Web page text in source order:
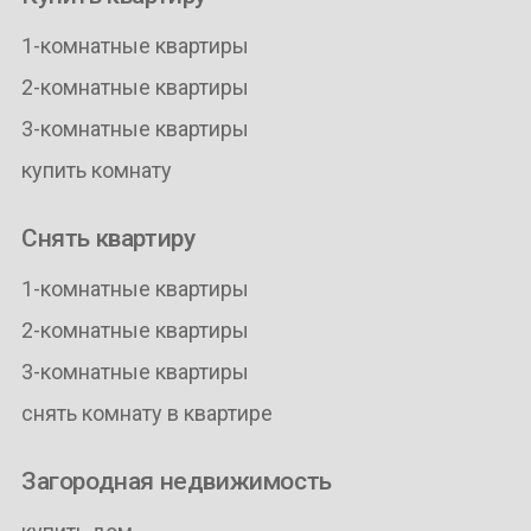
1-комнатные квартиры
2-комнатные квартиры
3-комнатные квартиры
купить комнату
Снять квартиру
1-комнатные квартиры
2-комнатные квартиры
3-комнатные квартиры
снять комнату в квартире
Загородная недвижимость